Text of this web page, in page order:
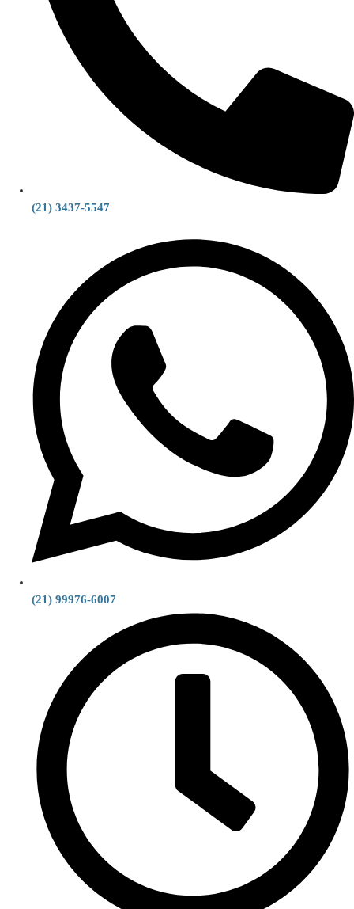
(21) 3437-5547
(21) 99976-6007